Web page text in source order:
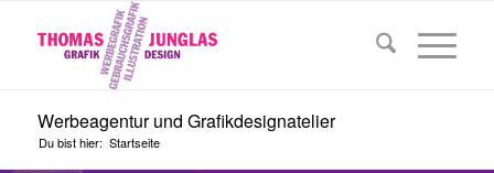
Werbeagentur und Grafikdesignatelier
Du bist hier: Startseite